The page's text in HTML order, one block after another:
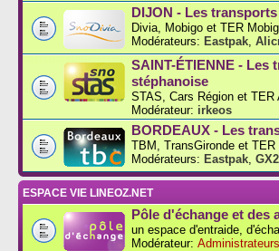
DIJON - Les
Divia, Mobigo et TER
Modérateurs: Eastpak
SAINT-ÉTIENNE - Les
stéphanoise
STAS, Cars Région et TER
Modérateur: irkeos
BORDEAUX - Les
TBM, TransGironde et
Modérateurs: Eastpak
ESPACE VIE LINEOZ.NET
Pôle d'échange et des
un espace d'entraide,
Modérateur: